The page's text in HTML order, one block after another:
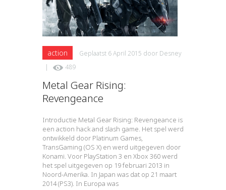
action Geplaatst 6 April 2015 door Desney
|
489
Metal Gear Rising:
Revengeance
Introductie Metal Gear Rising: Revengeance is
een action hack and slash game. Het spel werd
ontwikkeld door Platinum Games,
TransGaming (OS X) en werd uitgegeven door
Konami. Voor PlayStation 3 en Xbox 360 werd
het spel uitgegeven op 19 februari 2013 in
Noord-Amerika. In Japan was dat op 21 maart
2014 (PS3). In Europa was